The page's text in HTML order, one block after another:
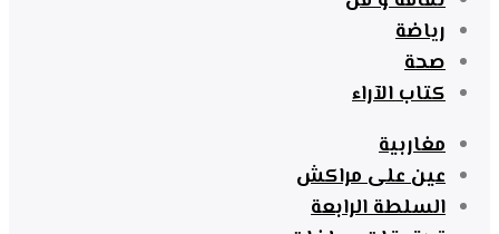
رياضة
صحة
كتاب الآراء
مغاربية
عين على مراكش
السلطة الرابعة